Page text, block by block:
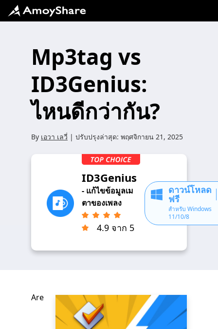
Mp3tag vs
ID3Genius:
ไหนดีกว่ากัน?
By เอวา เลวี่ | ปรับปรุงล่าสุด: พฤศจิกายน 21, 2025
ID3Genius
- แก้ไขข้อมูลเม
ตาของเพลง
4.9 จาก 5
ดาวน์โหลด
ฟรี
สำหรับ Windows
11/10/8
Are